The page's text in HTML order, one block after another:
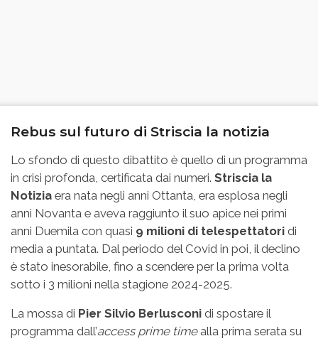
Rebus sul futuro di Striscia la notizia
Lo sfondo di questo dibattito è quello di un programma
in crisi profonda, certificata dai numeri. Striscia la
Notizia era nata negli anni Ottanta, era esplosa negli
anni Novanta e aveva raggiunto il suo apice nei primi
anni Duemila con quasi 9 milioni di telespettatori di
media a puntata. Dal periodo del Covid in poi, il declino
è stato inesorabile, fino a scendere per la prima volta
sotto i 3 milioni nella stagione 2024-2025.
La mossa di Pier Silvio Berlusconi di spostare il
programma dall’access prime timealla prima serata su